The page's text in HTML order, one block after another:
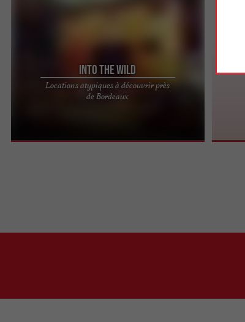
Into the Wild
Locations atypiques à découvrir près
de Bordeaux
Into the Wild, des locations insolites cosy et
décontractées en sud-Gironde Au cœur du Parc